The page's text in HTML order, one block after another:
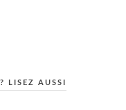
LISEZ AUSSI